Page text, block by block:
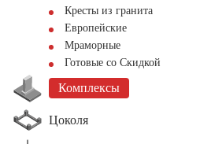
Кресты из гранита
Европейские
Мраморные
Готовые со Скидкой
Комплексы
Цоколя